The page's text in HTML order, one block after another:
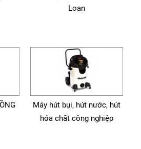
Loan
Máy hút bụi, hút nước, hút
hóa chất công nghiệp